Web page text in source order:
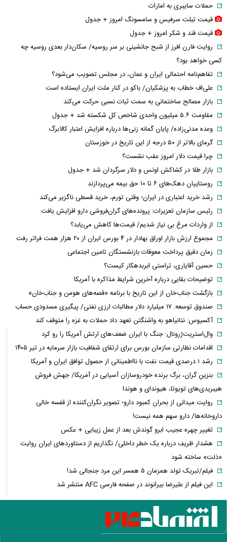
حملات سایبری به امارات
قیمت تبلت سرفیس و سامسونگ امروز + جدول
قیمت قند و شکر امروز + جدول
روایت فارن افرز از شبح جانشینی بر سر روسیه/ سکان‌دار بعدی روسیه چه
کسی خواهد بود؟
تفاهم‌نامه احتمالی ایران و عمان، در مجلس تصویب می‌شود؟
علی‌اف خطاب به پزشکیان/ باکو در کنار ملت ایران ایستاده است
بازار مصالح ساختمانی به سمت ثبات نسبی حرکت می‌کند
مقاومت ۵.۶ میلیون واحدی شاخص کل شکسته شد + جدول
وعده مدنی‌زاده/ پایان گمانه زنی‌ها درباره افزایش اعتبار کالابرگ
گرمای بالاتر از ۵۰ درجه از این تاریخ در خوزستان
چرا قیمت دلار امروز عقب نشست؟
بازار طلا در کشاکش اونس و دلار سرگردان شد + جدول
روستاییان دهک‌های ۶ تا ۱۰ حق بیمه می‌پردازند
رشد خرید اعتباری در ایران؛ وقتی تورم، خرید قسطی ناگزیر می‌کند
رئیس سازمان تعزیرات: پرونده‌های گران‌فروشی دارو افزایش یافت
از واردات مرغ بی نیاز شدیم/ قیمت‌ها کاهش می‌یابد؟
مجموع ارزش بازار اوراق بهادار در ۴ بورس ایران از ۲۰ هزار همت فراتر رفت
زمان دقیق پرداخت معوقات بازنشستگان تامین اجتماعی
حسین آقایاری، تراستی ابربدهکار کیست؟
توضیحات بقایی درباره آخرین شرایط مذاکره با آمریکا
بازگشت جناب‌خان از این تاریخ با برنامه «قصه‌های هومن و جناب‌خان»
صندوق توسعه: ۱۷ میلیارد دلار مطالبات ارزی نفتی/ پیگیری مسدودی حساب
آکسیوس: نتانیاهو به واشنگتن تعهد داد حملات به غزه را متوقف کند
وال‌استریت‌ژرونال: جنگ با ایران ضعف‌های ارتش آمریکا را رو کرد
اقدامات نظارتی سازمان بورس برای ارتقای شفافیت بازار سرمایه در تیر ۱۴۰۵
رشد ۱ درصدی قیمت نفت با نااطمینانی از حصول توافق ایران و آمریکا
بنزینِ گران، برگ برنده خودروسازان آسیایی در آمریکا/ جهش فروش
هیبریدی‌های تویوتا، هیوندای و هوندا
روایت میدانی از بحران کمبود دارو؛ تصویر نگران‌کننده از قفسه خالی
داروخانه‌ها/ دارو سهم همه نیست!
تغییر چهره عجیب ابرو گوندش بعد از عمل زیبایی + عکس
هشدار ظریف درباره یک خطر داخلی/ نگذاریم از دستاوردهای ایران روایت
«ذلت» ساخته شود
فیلم/تبریک تولد همزمان ۵ همسر این مرد جنجالی شد!
این فیلم از علیرضا بیرانوند در صفحه فارسی AFC منتشر شد
فارن پالیسی: موضوع ایران در اختیار دولت آتی اسرائیل نیست/ اپوزیسیون،
این بار نتانیاهو را از پای در می‌آورند؟
آلت‌کوین‌ها در دوئل صعود و سقوط/ سولانا سبزپوش شد، شیبا و گرام زیر